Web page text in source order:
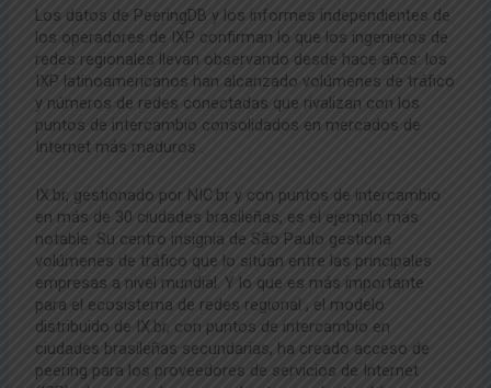
Los datos de PeeringDB y los informes independientes de
los operadores de IXP confirman lo que los ingenieros de
redes regionales llevan observando desde hace años: los
IXP latinoamericanos han alcanzado volúmenes de tráfico
y números de redes conectadas que rivalizan con los
puntos de intercambio consolidados en mercados de
Internet más maduros .
IX.br, gestionado por NIC.br y con puntos de intercambio
en más de 30 ciudades brasileñas, es el ejemplo más
notable. Su centro insignia de São Paulo gestiona
volúmenes de tráfico que lo sitúan entre las principales
empresas a nivel mundial.Y lo que es más importante
para el ecosistema de redes regional , el modelo
distribuido de IX.br, con puntos de intercambio en
ciudades brasileñas secundarias, ha creado acceso de
peering para los proveedores de servicios de Internet